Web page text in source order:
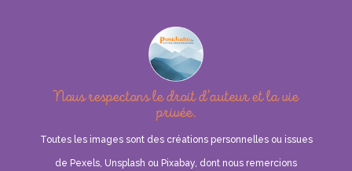
Nous respectons le droit d’auteur et la vie
privée.
Toutes les images sont des créations personnelles ou issues
de Pexels, Unsplash ou Pixabay, dont nous remercions